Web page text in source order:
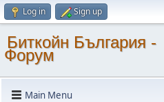
Log in Sign up
Биткойн България -
Форум
Main Menu